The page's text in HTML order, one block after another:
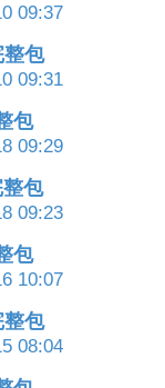
09:37
包
09:31
包
09:29
包
09:23
包
10:07
包
08:04